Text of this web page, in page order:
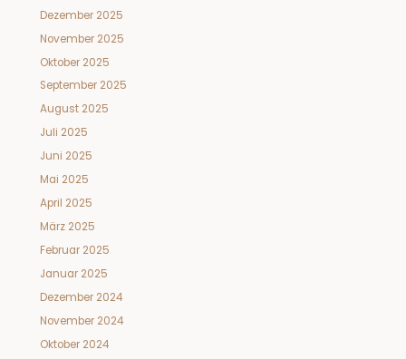
Dezember 2025
November 2025
Oktober 2025
September 2025
August 2025
Juli 2025
Juni 2025
Mai 2025
April 2025
März 2025
Februar 2025
Januar 2025
Dezember 2024
November 2024
Oktober 2024